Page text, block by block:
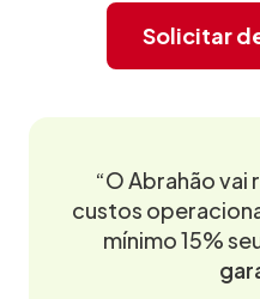
Solicitar
“O Abrahão vai
custos
mínimo 15%